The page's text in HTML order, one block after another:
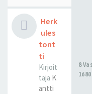
Herk
ules
tont
ti
Kirjoit
taja K
antti
8